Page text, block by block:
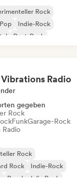
Rock
Indie-Rock
Post-Punk
Radio
gegeben
Rock
FunkGarage-Rock
Radio
Rock
Rock
Indie-Rock
Psychedelic Rock